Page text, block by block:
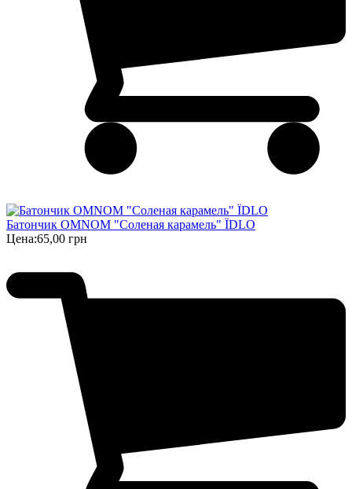
Батончик OMNOM "Соленая карамель" ЇDLO
Цена:65,00 грн